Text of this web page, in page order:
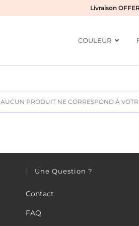
Livraison
COULEUR
AUCUN PRODUIT NE CORRESPOND À
Une Question ?
Contact
FAQ